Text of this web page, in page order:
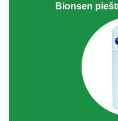
Bionsen